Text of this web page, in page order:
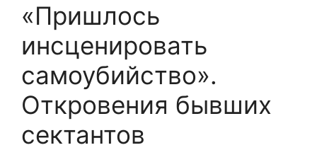
«Пришлось
инсценировать
самоубийство».
Откровения бывших
сектантов